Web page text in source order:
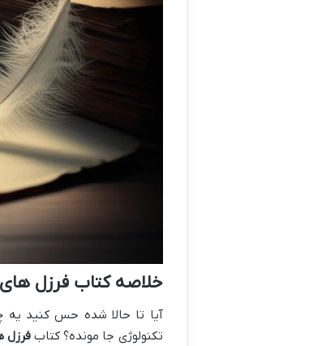
خلاصه کتاب فرزل
آیا تا حالا شده حس کنید
تکنولوژی جا مونده؟ کتابفرزل